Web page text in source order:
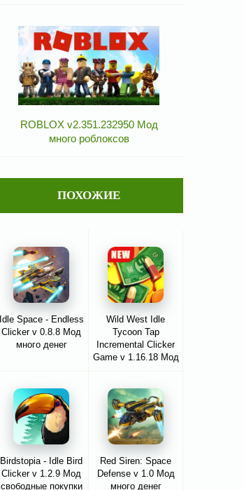
ROBLOX v2.351.232950 Мод
много роблоксов
ПОХОЖИЕ
Idle Space - Endless
Clicker v 0.8.8 Мод
много денег
Wild West Idle
Tycoon Tap
Incremental Clicker
Game v 1.16.18 Мод
Birdstopia - Idle Bird
Clicker v 1.2.9 Мод
свободные покупки
Red Siren: Space
Defense v 1.0 Мод
много денег